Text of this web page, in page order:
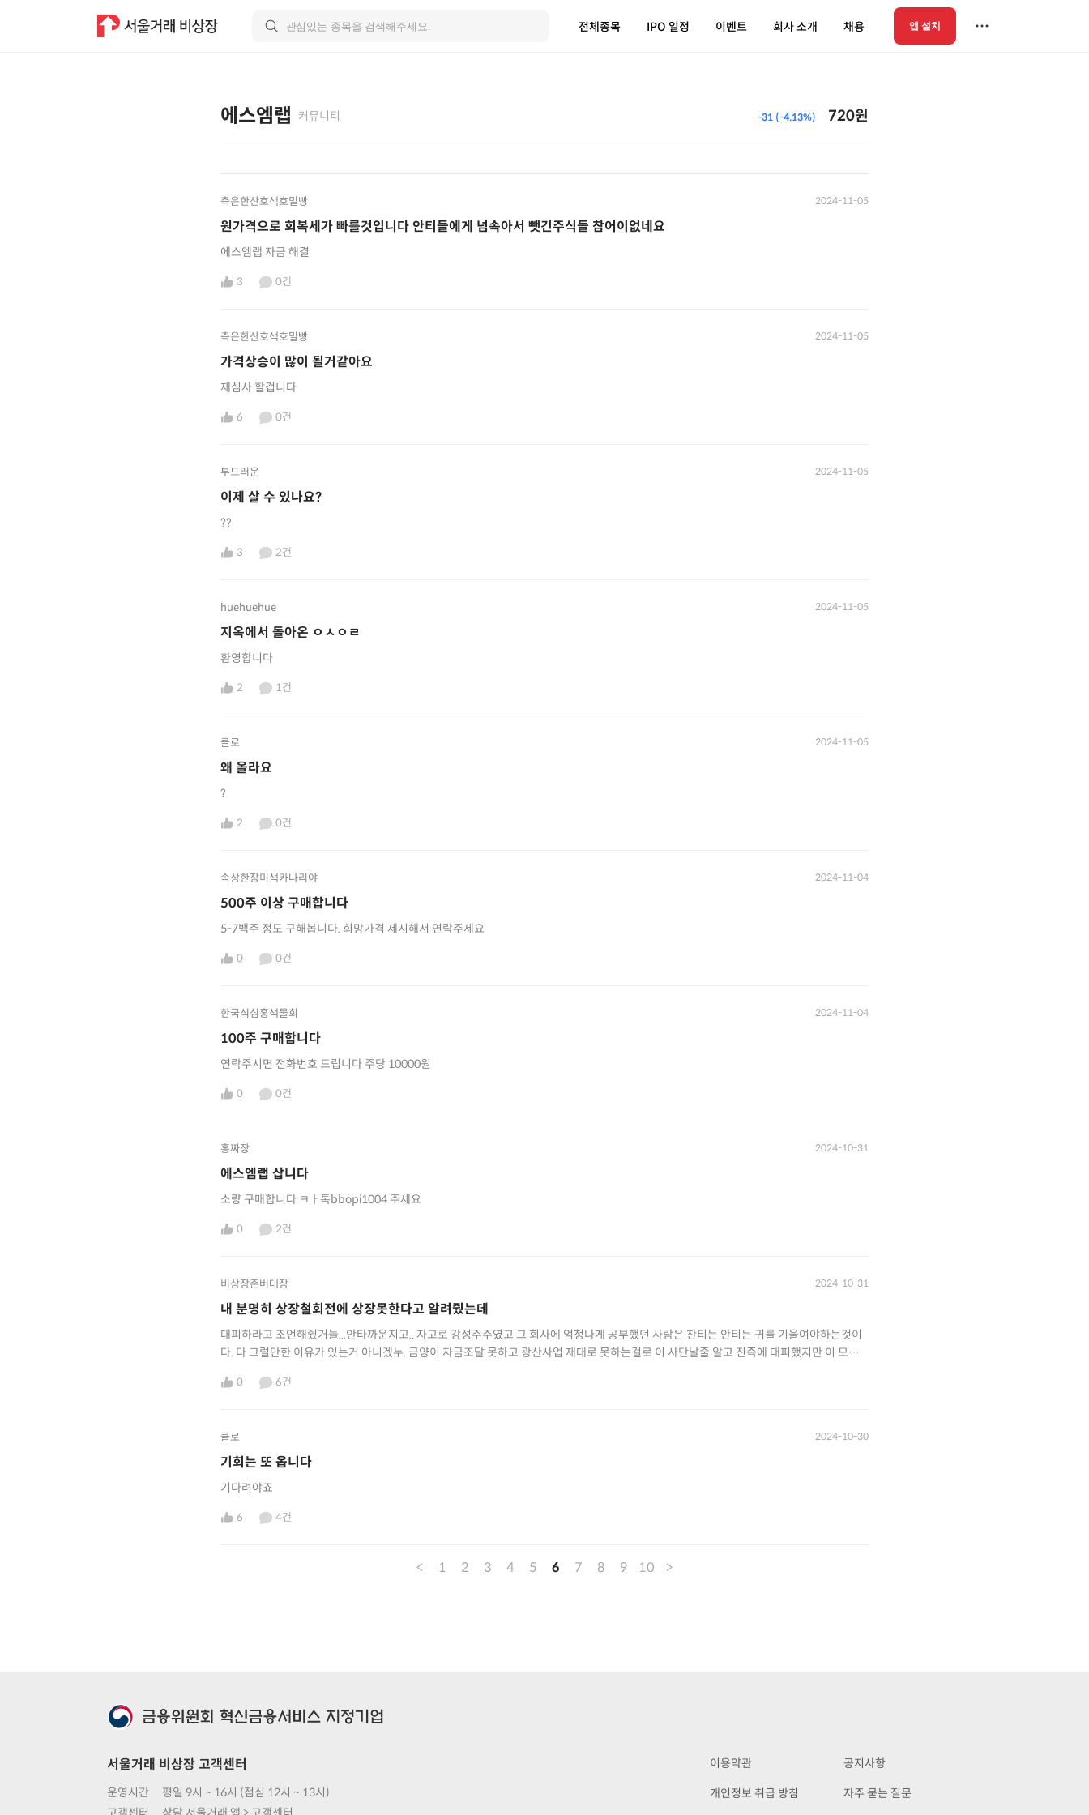
전체종목 IPO 일정 이벤트 회사 소개 채용 앱 설치
에스엠랩 커뮤니티 -31 (-4.13%) 720원
측은한산호색호밀빵 2024-11-05
원가격으로 회복세가 빠를것입니다 안티들에게 넘속아서 뺏긴주식들 참어이없네요
에스엠랩 자금 해결
3 0건
측은한산호색호밀빵 2024-11-05
가격상승이 많이 될거같아요
재심사 할겁니다
6 0건
부드러운 2024-11-05
이제 살 수 있나요?
??
3 2건
huehuehue 2024-11-05
지옥에서 돌아온 ㅇㅅㅇㄹ
환영합니다
2 1건
클로 2024-11-05
왜 올라요
?
2 0건
속상한장미색카나리야 2024-11-04
500주 이상 구매합니다
5-7백주 정도 구해봅니다. 희망가격 제시해서 연락주세요
0 0건
한국식심홍색물회 2024-11-04
100주 구매합니다
연락주시면 전화번호 드립니다 주당 10000원
0 0건
홍짜장 2024-10-31
에스엠랩 삽니다
소량 구매합니다 ㅋㅏ톡bbopi1004 주세요
0 2건
비상장존버대장 2024-10-31
내 분명히 상장철회전에 상장못한다고 알려줬는데
대피하라고 조언해줬거늘...안타까운지고.. 자고로 강성주주였고 그 회사에 엄청나게 공부했던 사람은 찬티든 안티든 귀를 기울여야하는것이
다. 다 그럴만한 이유가 있는거 아니겠누. 금양이 자금조달 못하고 광산사업 재대로 못하는걸로 이 사단날줄 알고 진즉에 대피했지만 이 모든
0 6건
클로 2024-10-30
기회는 또 옵니다
기다려야죠
6 4건
< 1 2 3 4 5 6 7 8 9 10 >
서울거래 비상장 고객센터
운영시간
평일 9시 ~ 16시 (점심 12시 ~ 13시)
이용약관
개인정보 취급 방침
공지사항
자주 묻는 질문